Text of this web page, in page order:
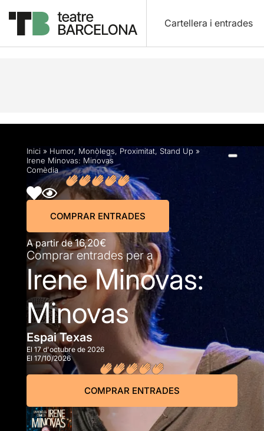
Cartellera i entrades
Descripció Horaris Fitxa artística Fotos i
Inici » Humor, Monòlegs, Proximitat, Stand Up »
Irene Minovas: Minovas
Comèdia
A partir de16,20€
COMPRAR ENTRADES
Comprar entrades per a
Irene Minovas:
Minovas
Espai Texas
El 17 d'octubre de 2026
El 17/10/2026
COMPRAR ENTRADES